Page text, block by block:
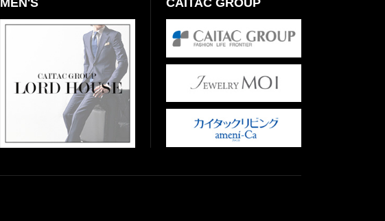
MEN'S CAITAC GROUP